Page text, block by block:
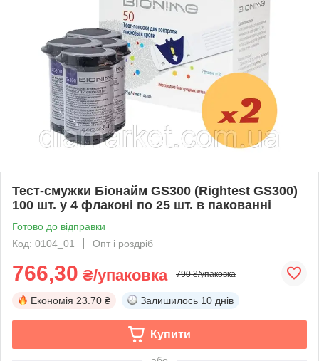
Тест-смужки Біонайм GS300 (Rightest GS300)
100 шт. у 4 флаконі по 25 шт. в пакованні
Готово до відправки
Код: 0104_01
Опт і роздріб
766,30 ₴/упаковка 790 ₴/упаковка
Економія 23.70 ₴ Залишилось 10 днів
Купити